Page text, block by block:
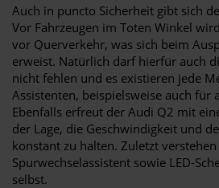
Auch in puncto Sicherheit gibt sich
Vor Fahrzeugen im Toten Winkel
vor Querverkehr, was sich beim
erweist. Natürlich darf hierfür auch
nicht fehlen und es existieren jede
Assistenten, beispielsweise auch für
Ebenfalls erfreut der Audi Q2 mit
der Lage, die Geschwindigkeit und
konstant zu halten. Zuletzt
Spurwechselassistent sowie LED-
selbst.